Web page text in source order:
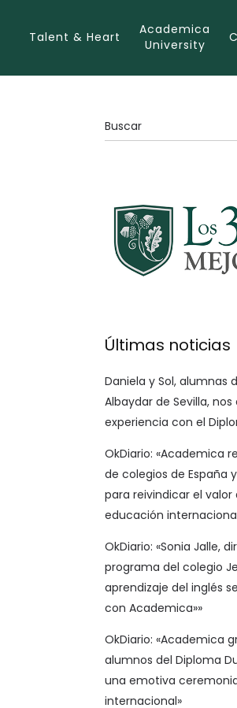
Talent & Heart
Academica
University
Últimas noticias
Daniela y Sol, alumnas
Albaydar de Sevilla,
experiencia con el
OkDiario: «Academica
de colegios de España
para reivindicar el valor
educación
OkDiario: «Sonia Jalle,
programa del colegio
aprendizaje del inglés
con Academica»»
OkDiario: «Academica
alumnos del Diploma
una emotiva
internacional»